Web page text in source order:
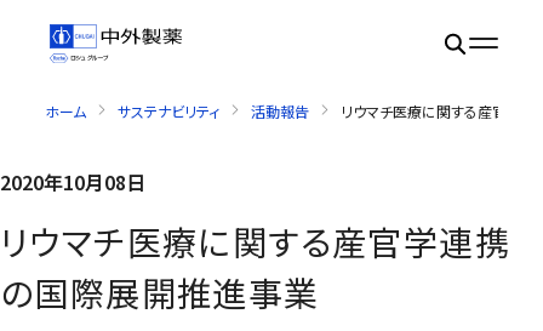
ホーム サステナビリティ 活動報告 リウマチ医療に関する産官学
2020年10月08日
リウマチ医療に関する産官学連携
の国際展開推進事業